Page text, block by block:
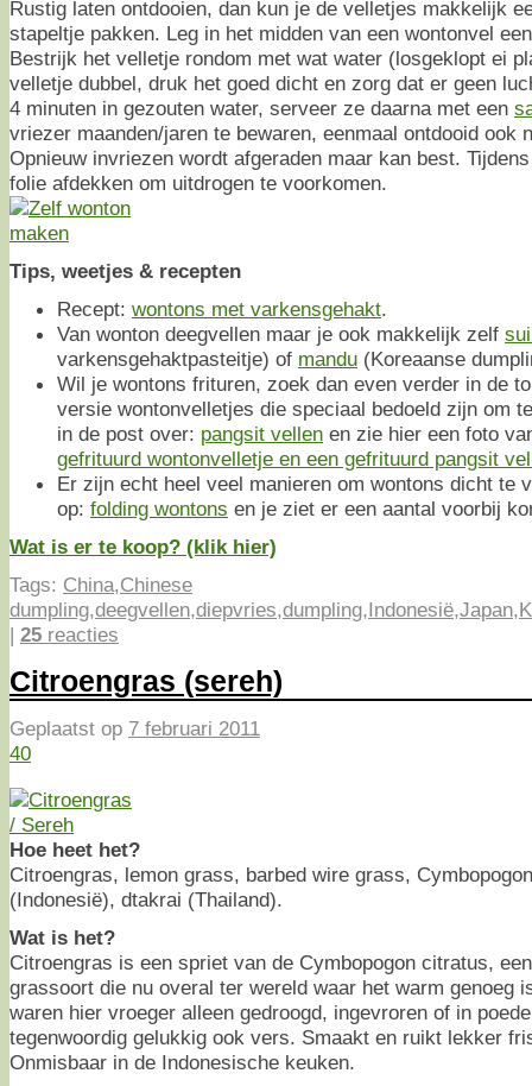
Rustig laten ontdooien, dan kun je de velletjes makkelijk
stapeltje pakken. Leg in het midden van een wontonvel
Bestrijk het velletje rondom met wat water (losgeklopt ei
velletje dubbel, druk het goed dicht en zorg dat er geen
4 minuten in gezouten water, serveer ze daarna met een
vriezer maanden/jaren te bewaren, eenmaal ontdooid ook
Opnieuw invriezen wordt afgeraden maar kan best.
folie afdekken om uitdrogen te voorkomen.
Tips, weetjes & recepten
Recept: wontons met varkensgehakt.
Van wonton deegvellen maar je ook makkelijk zelf
varkensgehaktpasteitje) of mandu (Koreaanse
Wil je wontons frituren, zoek dan even verder in de
versie wontonvelletjes die speciaal bedoeld zijn om
in de post over: pangsit vellen en zie hier een foto
gefrituurd wontonvelletje en een gefrituurd pangsit
Er zijn echt heel veel manieren om wontons dicht te
op: folding wontons en je ziet er een aantal voorbij
Wat is er te koop? (klik hier)
Tags: China,Chinese
dumpling,deegvellen,diepvries,dumpling,Indonesië,Japan,
| 25 reacties
Citroengras (sereh)
Geplaatst op 7 februari 2011
40
Hoe heet het?
Citroengras, lemon grass, barbed wire grass,
(Indonesië), dtakrai (Thailand).
Wat is het?
Citroengras is een spriet van de Cymbopogon citratus,
grassoort die nu overal ter wereld waar het warm genoeg
waren hier vroeger alleen gedroogd, ingevroren of in
tegenwoordig gelukkig ook vers. Smaakt en ruikt lekker
Onmisbaar in de Indonesische keuken.